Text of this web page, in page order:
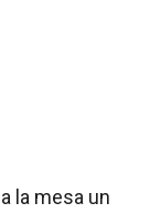
la mesa un